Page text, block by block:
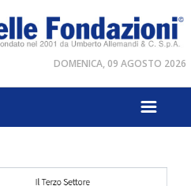
DOMENICA, 09 AGOSTO 2026